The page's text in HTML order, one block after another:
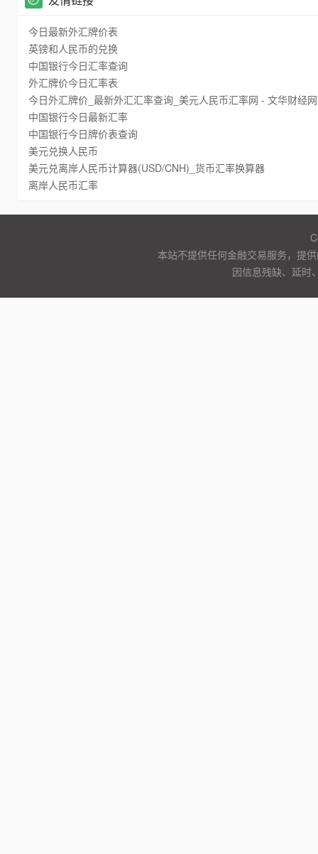
今日最新外汇牌价表
英镑和人民币的兑换
中国银行今日汇率查询
外汇牌价今日汇率表
今日外汇牌价_最新外汇汇率查询_美元人民币汇率网 - 文华财经网
中国银行今日最新汇率
中国银行今日牌价表查询
美元兑换人民币
美元兑离岸人民币计算器(USD/CNH)_货币汇率换算器
离岸人民币汇率
本站不提供任何金融交易服务，提
因信息残缺、延时